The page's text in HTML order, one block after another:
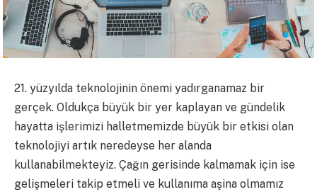
21. yüzyılda teknolojinin önemi yadırganamaz bir
gerçek. Oldukça büyük bir yer kaplayan ve gündelik
hayatta işlerimizi halletmemizde büyük bir etkisi olan
teknolojiyi artık neredeyse her alanda
kullanabilmekteyiz. Çağın gerisinde kalmamak için ise
gelişmeleri takip etmeli ve kullanıma aşina olmamız